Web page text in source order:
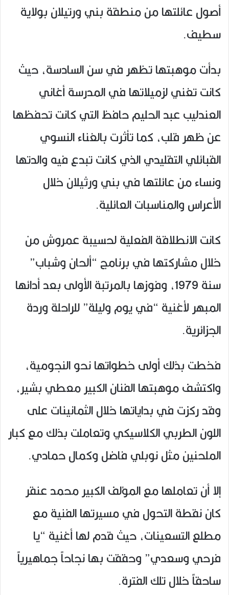
أصول عائلتها من منطقة بني ورتيلان بولاية
سطيف.
بدأت موهبتها تظهر في سن السادسة، حيث
كانت تغني لزميلاتها في المدرسة أغاني
العندليب عبد الحليم حافظ التي كانت تحفظها
عن ظهر قلب، كما تأثرت بالغناء النسوي
القبائلي التقليدي الذي كانت تبدع فيه والدتها
ونساء من عائلتها في بني ورثيلان خلال
الأعراس والمناسبات العائلية.
كانت الانطلاقة الفعلية لحسيبة عمروش من
خلال مشاركتها في برنامج “ألحان وشباب”
سنة 1979، وفوزها بالمرتبة الأولى بعد أدائها
المبهر لأغنية “في يوم وليلة” للراحلة وردة
الجزائرية.
فخطت بذلك أولى خطواتها نحو النجومية،
واكتشف موهبتها الفنان الكبير معطي بشير،
وقد ركزت في بداياتها خلال الثمانينات على
اللون الطربي الكلاسيكي وتعاملت بذلك مع كبار
الملحنين مثل نوبلي فاضل وكمال حمادي.
إلا أن تعاملها مع المؤلف الكبير محمد عنقر
كان نقطة التحول في مسيرتها الفنية مع
مطلع التسعينات، حيث قدم لها أغنية “يا
فرحي وسعدي” وحققت بها نجاحاً جماهيرياً
ساحقاً خلال تلك الفترة.